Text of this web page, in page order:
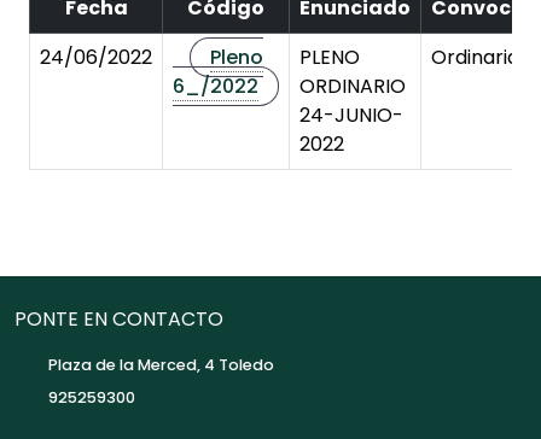
Fecha Código Enunciado
24/06/2022
Pleno
6_/2022
PLENO
ORDINARIO
24-JUNIO-
2022
Ordinaria
PONTE EN CONTACTO
Plaza de la Merced, 4 Toledo
925259300